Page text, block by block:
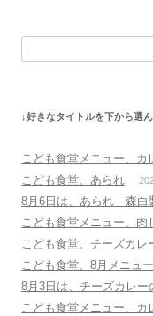
ョ
ン
↓好きなタイトルを下から選
こども食堂メニュー、カ
こども食堂、あられ
8月6日は、あられ 森白
こども食堂メニュー、肉
こども食堂、チーズカレ
こども食堂、8月メニュー
8月3日は、チーズカレー
こども食堂メニュー、カ